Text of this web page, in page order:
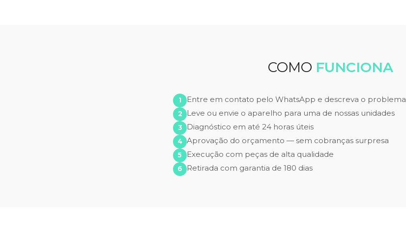
COMO FUNCIONA
Entre em contato pelo WhatsApp e descreva o problema
Leve ou envie o aparelho para uma de nossas unidades
Diagnóstico em até 24 horas úteis
Aprovação do orçamento — sem cobranças surpresa
Execução com peças de alta qualidade
Retirada com garantia de 180 dias